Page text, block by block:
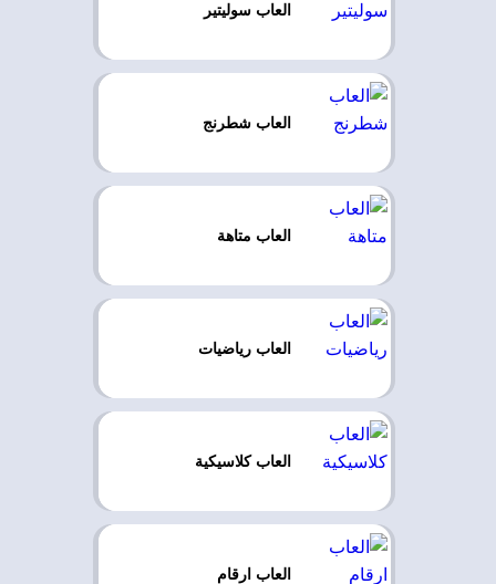
العاب سوليتير
العاب شطرنج
العاب متاهة
العاب رياضيات
العاب كلاسيكية
العاب ارقام